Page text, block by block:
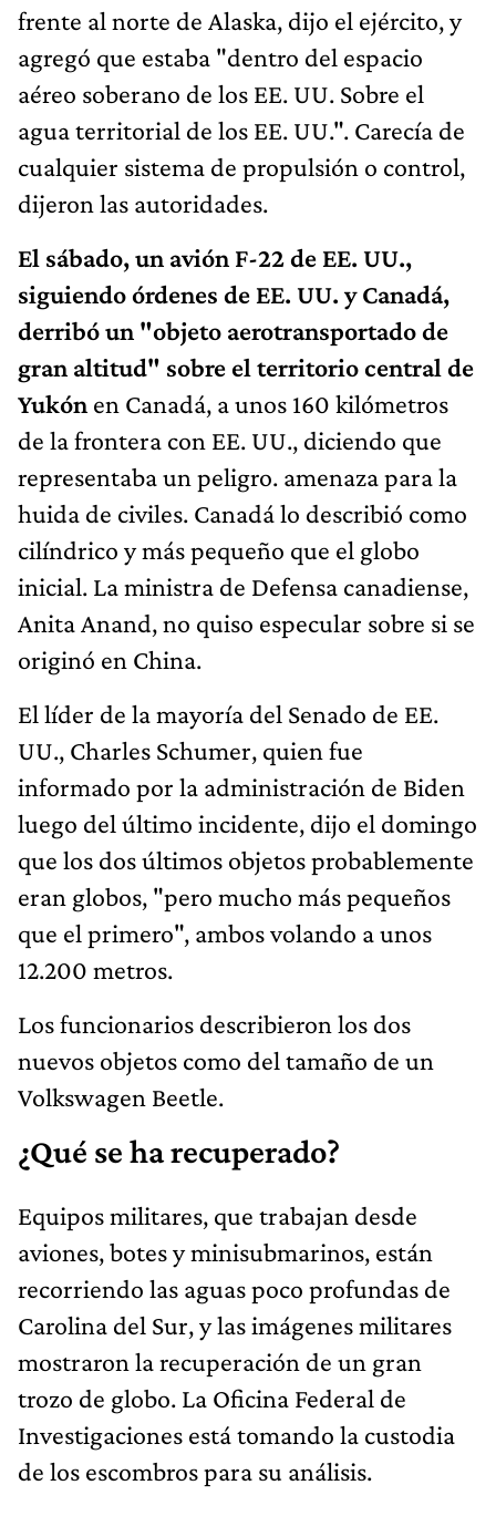
frente al norte de Alaska, dijo el ejército, y
agregó que estaba "dentro del espacio
aéreo soberano de los EE. UU. Sobre el
agua territorial de los EE. UU.". Carecía de
cualquier sistema de propulsión o control,
dijeron las autoridades.
El sábado, un avión F-22 de EE. UU.,
siguiendo órdenes de EE. UU. y Canadá,
derribó un "objeto aerotransportado de
gran altitud" sobre el territorio central de
Yukón en Canadá, a unos 160 kilómetros
de la frontera con EE. UU., diciendo que
representaba un peligro. amenaza para la
huida de civiles. Canadá lo describió como
cilíndrico y más pequeño que el globo
inicial. La ministra de Defensa canadiense,
Anita Anand, no quiso especular sobre si se
originó en China.
El líder de la mayoría del Senado de EE.
UU., Charles Schumer, quien fue
informado por la administración de Biden
luego del último incidente, dijo el domingo
que los dos últimos objetos probablemente
eran globos, "pero mucho más pequeños
que el primero", ambos volando a unos
12.200 metros.
Los funcionarios describieron los dos
nuevos objetos como del tamaño de un
Volkswagen Beetle.
¿Qué se ha recuperado?
Equipos militares, que trabajan desde
aviones, botes y minisubmarinos, están
recorriendo las aguas poco profundas de
Carolina del Sur, y las imágenes militares
mostraron la recuperación de un gran
trozo de globo. La Oficina Federal de
Investigaciones está tomando la custodia
de los escombros para su análisis.